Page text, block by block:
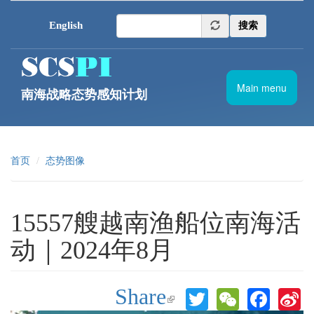
南海战略态势感知计划
搜索
English
Main menu
首页 态势图像
15557艘越南渔船位南海活
动｜2024年8月
Share
(link is
TwitterWeChat